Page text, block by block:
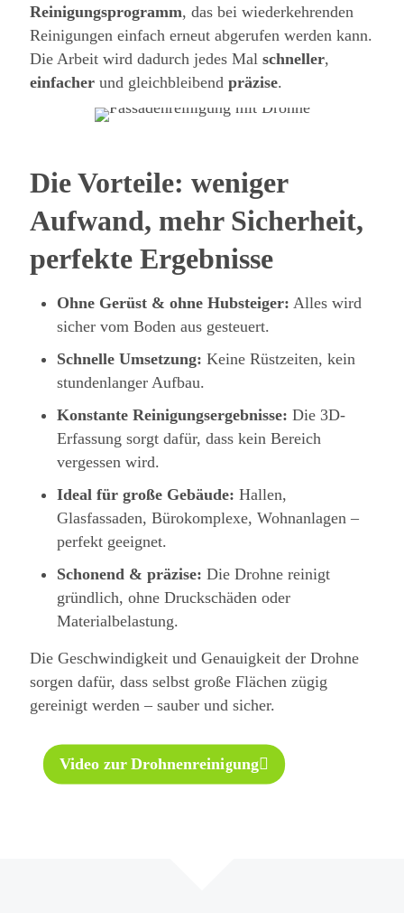
Reinigungsprogramm, das bei wiederkehrenden
Reinigungen einfach erneut abgerufen werden kann.
Die Arbeit wird dadurch jedes Mal schneller,
einfacher und gleichbleibend präzise.
Die Vorteile: weniger
Aufwand, mehr Sicherheit,
perfekte Ergebnisse
Ohne Gerüst & ohne Hubsteiger: Alles wird
sicher vom Boden aus gesteuert.
Schnelle Umsetzung: Keine Rüstzeiten, kein
stundenlanger Aufbau.
Konstante Reinigungsergebnisse: Die 3D-
Erfassung sorgt dafür, dass kein Bereich
vergessen wird.
Ideal für große Gebäude: Hallen,
Glasfassaden, Bürokomplexe, Wohnanlagen –
perfekt geeignet.
Schonend & präzise: Die Drohne reinigt
gründlich, ohne Druckschäden oder
Materialbelastung.
Die Geschwindigkeit und Genauigkeit der Drohne
sorgen dafür, dass selbst große Flächen zügig
gereinigt werden – sauber und sicher.
Video zur Drohnenreinigung